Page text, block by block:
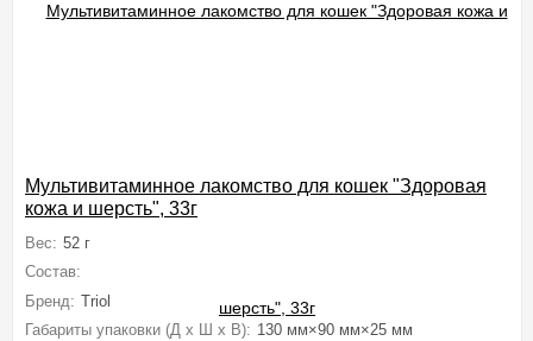
Мультивитаминное лакомство для кошек "Здоровая
кожа и шерсть", 33г
Вес: 52 г
Состав:
Бренд: Triol
Габариты упаковки (Д х Ш х В): 130 мм×90 мм×25 мм